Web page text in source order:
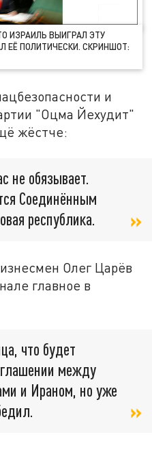
ИЗРАИЛЬ ВЫИГРАЛ ЭТУ
ЕЁ ПОЛИТИЧЕСКИ. СКРИНШОТ:
и
"Оцма Йехудит"
жёстче:
не обязывает.
Соединённым
республика.
Олег Царёв
главное в
что будет
между
и Ираном, но уже